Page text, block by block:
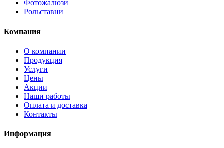
Фотожалюзи
Рольставни
Компания
О компании
Продукция
Услуги
Цены
Акции
Наши работы
Оплата и доставка
Контакты
Информация